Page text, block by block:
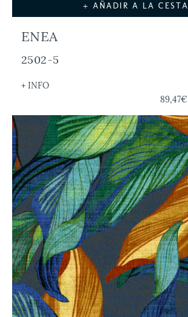
+ AÑADIR A LA CESTA
ENEA
2502-5
+ INFO
89,47€